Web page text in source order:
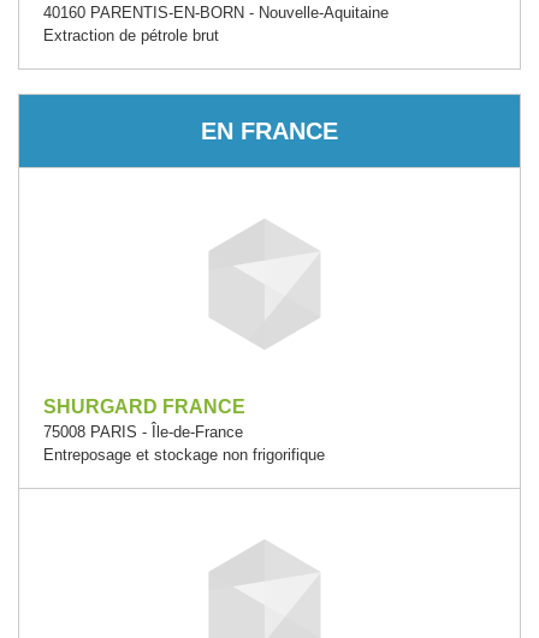
40160 PARENTIS-EN-BORN - Nouvelle-Aquitaine
Extraction de pétrole brut
EN FRANCE
SHURGARD FRANCE
75008 PARIS - Île-de-France
Entreposage et stockage non frigorifique